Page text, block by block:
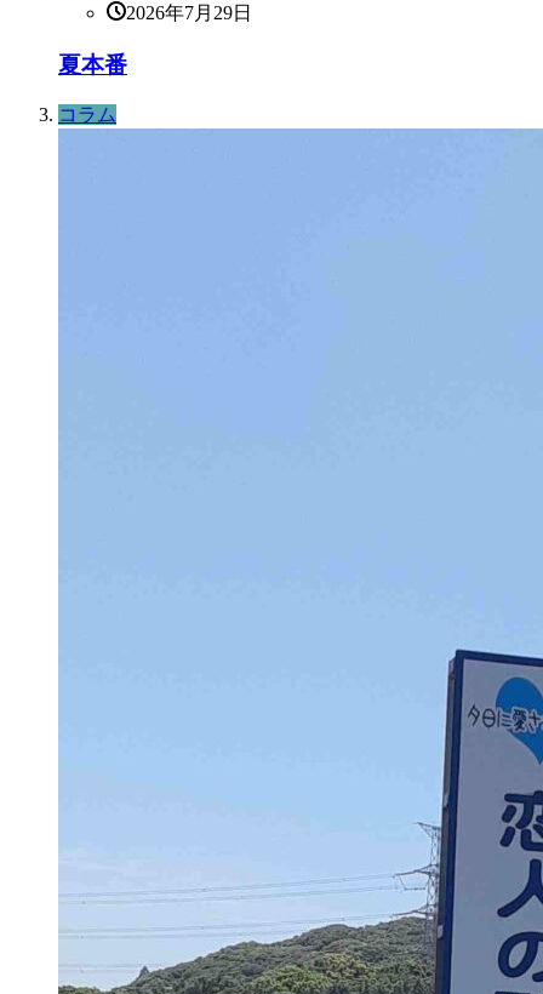
2026年7月29日
夏本番
コラム